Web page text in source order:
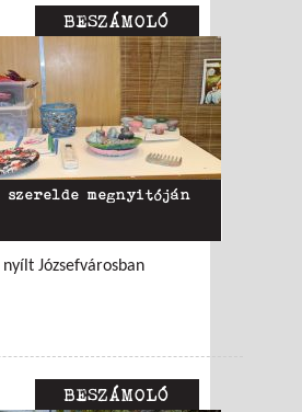
BESZÁMOLÓ
szerelde megnyitóján
Józsefvárosban
BESZÁMOLÓ